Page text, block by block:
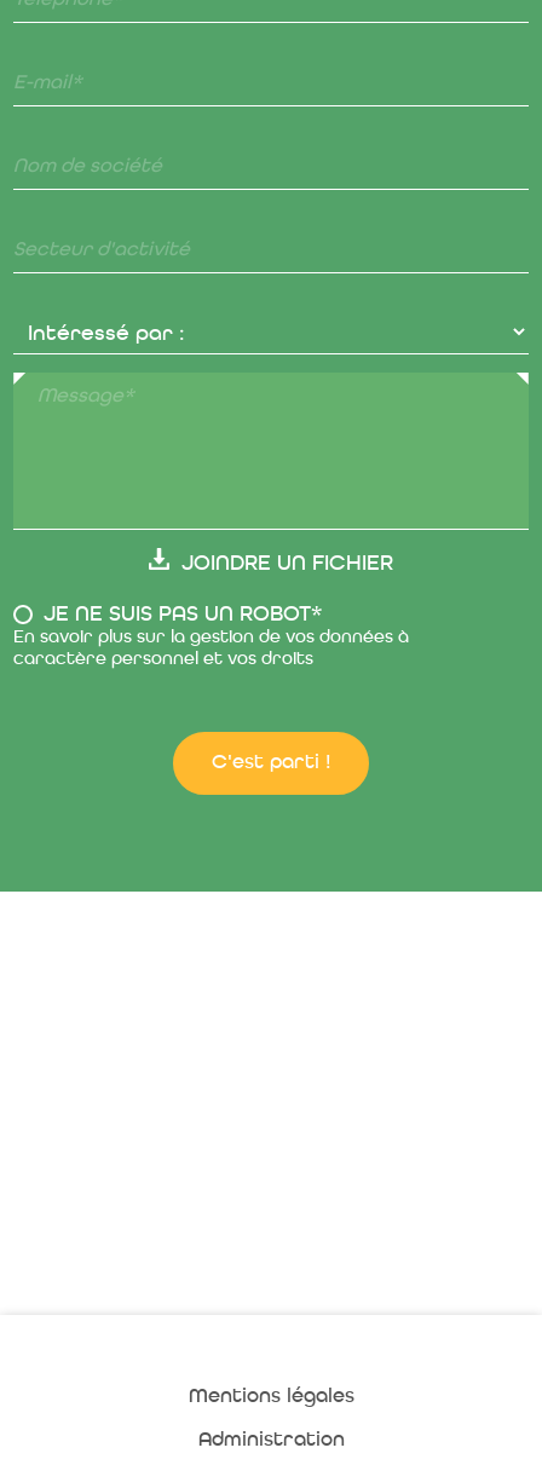
E-mail*
Nom de société
Secteur d'activité
Message*
JOINDRE UN FICHIER
JE NE SUIS PAS UN ROBOT*
En savoir plus sur la gestion de vos données à
caractère personnel et vos droits
C'est parti !
Mentions légales
Administration